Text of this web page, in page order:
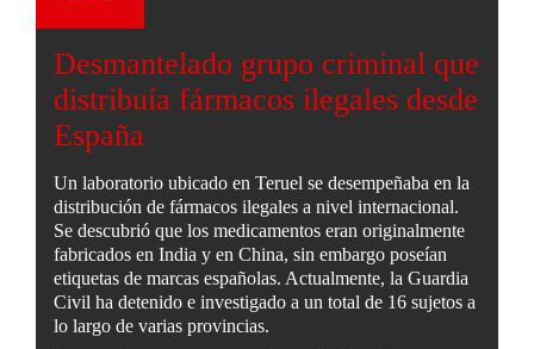
Desmantelado grupo criminal que
distribuía fármacos ilegales desde
España
Un laboratorio ubicado en Teruel se desempeñaba en la
distribución de fármacos ilegales a nivel internacional.
Se descubrió que los medicamentos eran originalmente
fabricados en India y en China, sin embargo poseían
etiquetas de marcas españolas. Actualmente, la Guardia
Civil ha detenido e investigado a un total de 16 sujetos a
lo largo de varias provincias.